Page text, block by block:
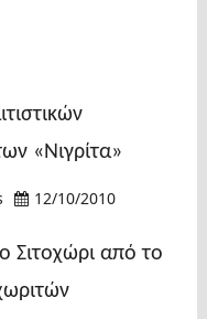
«Νιγρίτα»
12/10/2010
Σιτοχώρι από το